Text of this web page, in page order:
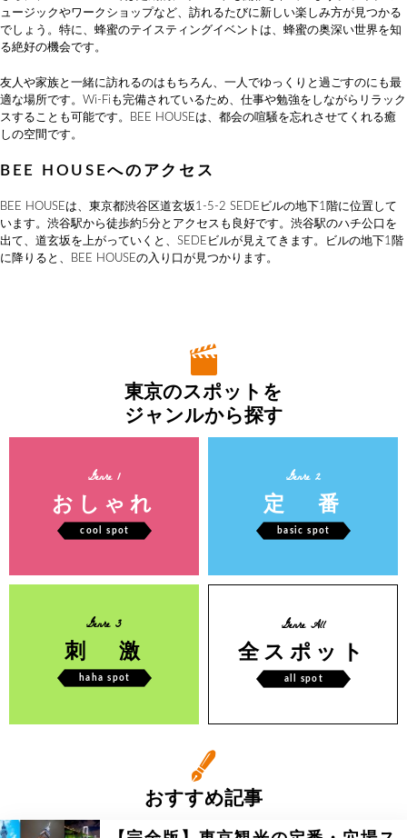
ュージックやワークショップなど、訪れるたびに新しい楽しみ方が見つかる
でしょう。特に、蜂蜜のテイスティングイベントは、蜂蜜の奥深い世界を知
る絶好の機会です。
友人や家族と一緒に訪れるのはもちろん、一人でゆっくりと過ごすのにも最
適な場所です。Wi-Fiも完備されているため、仕事や勉強をしながらリラック
スすることも可能です。BEE HOUSEは、都会の喧騒を忘れさせてくれる癒
しの空間です。
BEE HOUSEへのアクセス
BEE HOUSEは、東京都渋谷区道玄坂1-5-2 SEDEビルの地下1階に位置して
います。渋谷駅から徒歩約5分とアクセスも良好です。渋谷駅のハチ公口を
出て、道玄坂を上がっていくと、SEDEビルが見えてきます。ビルの地下1階
に降りると、BEE HOUSEの入り口が見つかります。
東京のスポットを
ジャンルから探す
Genre 1
おしゃれ
cool spot
Genre 2
定 番
basic spot
Genre 3
刺 激
haha spot
Genre All
全スポット
all spot
おすすめ記事